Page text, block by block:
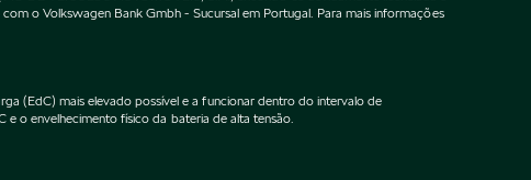
o Volkswagen Bank Gmbh - Sucursal em Portugal. Para mais informações
(EdC) mais elevado possível e a funcionar dentro do intervalo de
o envelhecimento físico da bateria de alta tensão.